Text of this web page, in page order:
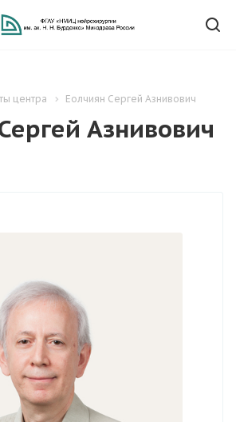
центра Еолчиян Сергей Азнивович
Азнивович